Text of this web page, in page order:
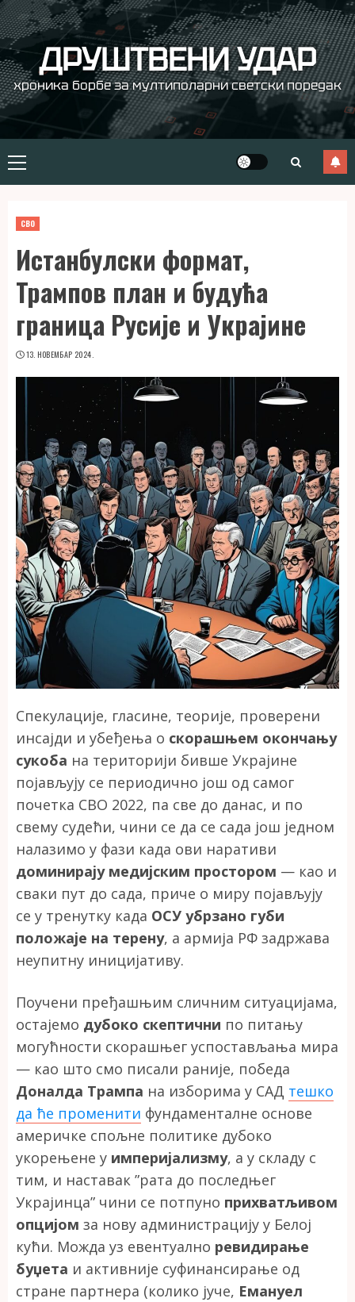
Skip
to
content ДРУШТВЕНИ УДАР
хроника борбе за мултиполарни светски поредак
Primary
Menu
СВО
Истанбулски формат,
Трампов план и будућа
граница Русије и Украјине
13. НОВЕМБАР 2024.
Спекулације, гласине, теорије, проверени
инсајди и убеђења о скорашњем окончању
сукоба на територији бивше Украјине
појављују се периодично још од самог
почетка СВО 2022, па све до данас, и по
свему судећи, чини се да се сада још једном
налазимо у фази када ови наративи
доминирају медијским простором — као и
сваки пут до сада, приче о миру појављују
се у тренутку када ОСУ убрзано губи
положаје на терену, а армија РФ задржава
неупитну иницијативу.
Поучени пређашњим сличним ситуацијама,
остајемо дубоко скептични по питању
могућности скорашњег успостављања мира
— као што смо писали раније, победа
Доналда Трампа на изборима у САД тешко
да ће променити фундаменталне основе
америчке спољне политике дубоко
укорењене у империјализму, а у складу с
тим, и наставак ”рата до последњег
Украјинца” чини се потпуно прихватљивом
опцијом за нову администрацију у Белој
кући. Можда уз евентуално ревидирање
буџета и активније суфинансирање од
стране партнера (колико јуче, Емануел